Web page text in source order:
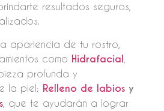
resultados seguros,
apariencia de tu rostro,
como Hidrafacial
profunda y
la piel; Relleno de labios y
, que te ayudarán a lograr